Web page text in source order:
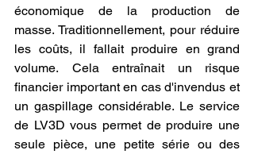
économique de la production de
masse. Traditionnellement, pour réduire
les coûts, il fallait produire en grand
volume. Cela entraînait un risque
financier important en cas d'invendus et
un gaspillage considérable. Le service
de LV3D vous permet de produire une
seule pièce, une petite série ou des